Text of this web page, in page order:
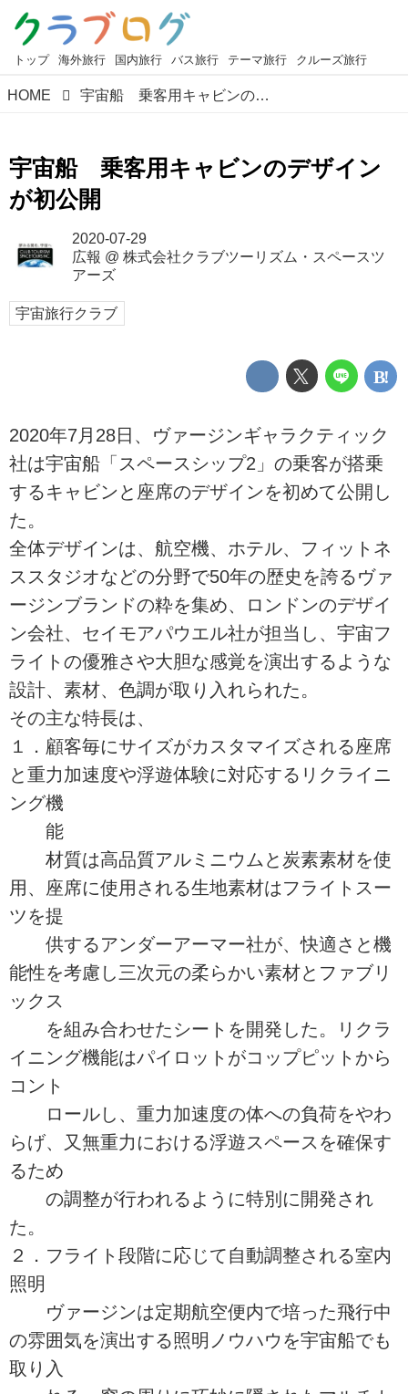
トップ 海外旅行 国内旅行 バス旅行 テーマ旅行 クルーズ旅行
HOME 宇宙船 乗客用キャビンのデザインが初公開
宇宙船 乗客用キャビンのデザイン
が初公開
2020-07-29
広報 @ 株式会社クラブツーリズム・スペースツ
アーズ
宇宙旅行クラブ
2020年7月28日、ヴァージンギャラクティック
社は宇宙船「スペースシップ2」の乗客が搭乗
するキャビンと座席のデザインを初めて公開し
た。
全体デザインは、航空機、ホテル、フィットネ
ススタジオなどの分野で50年の歴史を誇るヴァ
ージンブランドの粋を集め、ロンドンのデザイ
ン会社、セイモアパウエル社が担当し、宇宙フ
ライトの優雅さや大胆な感覚を演出するような
設計、素材、色調が取り入れられた。
その主な特長は、
１．顧客毎にサイズがカスタマイズされる座席
と重力加速度や浮遊体験に対応するリクライニ
ング機
能
材質は高品質アルミニウムと炭素素材を使
用、座席に使用される生地素材はフライトスー
ツを提
供するアンダーアーマー社が、快適さと機
能性を考慮し三次元の柔らかい素材とファブリ
ックス
を組み合わせたシートを開発した。リクラ
イニング機能はパイロットがコップピットから
コント
ロールし、重力加速度の体への負荷をやわ
らげ、又無重力における浮遊スペースを確保す
るため
の調整が行われるように特別に開発され
た。
２．フライト段階に応じて自動調整される室内
照明
ヴァージンは定期航空便内で培った飛行中
の雰囲気を演出する照明ノウハウを宇宙船でも
取り入